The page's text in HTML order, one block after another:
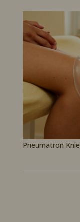
Pneumatron Knie